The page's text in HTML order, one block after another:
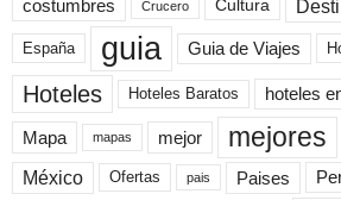
costumbres Crucero Cultura
España guia Guia de Viajes
Hoteles Hoteles Baratos hoteles
Mapa mapas mejor mejores
México Ofertas pais Paises